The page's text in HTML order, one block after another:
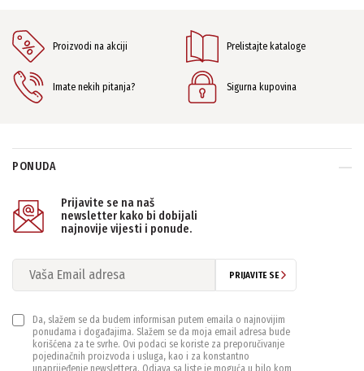
Proizvodi na akciji Prelistajte kataloge
Imate nekih pitanja? Sigurna kupovina
PONUDA
Prijavite se na naš
newsletter kako bi dobijali
najnovije vijesti i ponude.
PRIJAVITE SE
Da, slažem se da budem informisan putem emaila o najnovijim
ponudama i događajima. Slažem se da moja email adresa bude
korišćena za te svrhe. Ovi podaci se koriste za preporučivanje
pojedinačnih proizvoda i usluga, kao i za konstantno
unaprijeđenje newslettera. Odjava sa liste je moguća u bilo kom